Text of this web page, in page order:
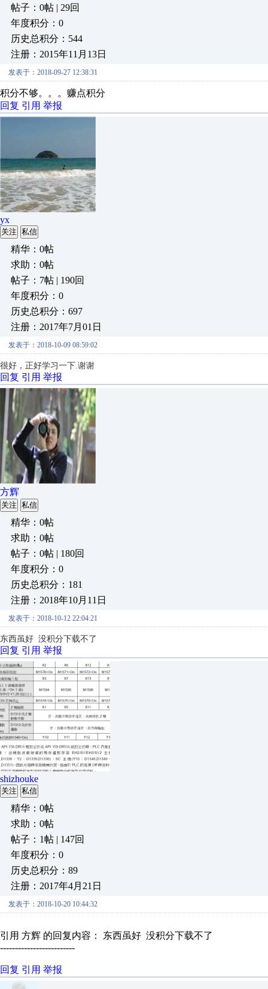
帖子：0帖 | 29回
年度积分：0
历史总积分：544
注册：2015年11月13日
发表于：2018-09-27 12:38:31
积分不够。。。赚点积分
回复 引用 举报
yx
关注 私信
精华：0帖
求助：0帖
帖子：7帖 | 190回
年度积分：0
历史总积分：697
注册：2017年7月01日
发表于：2018-10-09 08:59:02
很好，正好学习一下.谢谢
回复 引用 举报
方辉
关注 私信
精华：0帖
求助：0帖
帖子：0帖 | 180回
年度积分：0
历史总积分：181
注册：2018年10月11日
发表于：2018-10-12 22:04:21
东西虽好 没积分下载不了
回复 引用 举报
shizhouke
关注 私信
精华：0帖
求助：0帖
帖子：1帖 | 147回
年度积分：0
历史总积分：89
注册：2017年4月21日
发表于：2018-10-20 10:44:32
引用 方辉 的回复内容： 东西虽好 没积分下载不了
-------------------------
回复 引用 举报